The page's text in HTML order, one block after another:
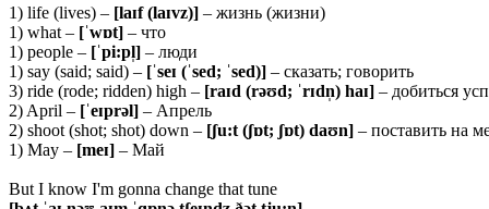
1) life (lives) – [laɪf (laɪvz)] – жизнь (жизни)
1) what – [ˈwɒt] – что
1) people – [ˈpi:pl̩] – люди
1) say (said; said) – [ˈseɪ (ˈsed; ˈsed)] – сказать; говорить
3) ride (rode; ridden) high – [raɪd (rəʊd; ˈrɪdn̩) haɪ] – добиться
2) April – [ˈeɪprəl] – Апрель
2) shoot (shot; shot) down – [ʃu:t (ʃɒt; ʃɒt) daʊn] – поставить на
1) May – [meɪ] – Май
But I know I'm gonna change that tune